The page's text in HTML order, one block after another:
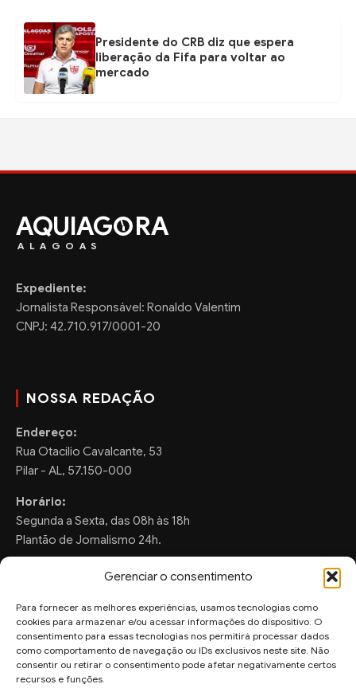
Gerenciar o consentimento
Para fornecer as melhores experiências, usamos tecnologias como
cookies para armazenar e/ou acessar informações do dispositivo. O
consentimento para essas tecnologias nos permitirá processar dados
como comportamento de navegação ou IDs exclusivos neste site. Não
consentir ou retirar o consentimento pode afetar negativamente certos
recursos e funções.
Presidente do CRB diz que espera
liberação da Fifa para voltar ao
mercado
AQUIAG RA
ALAGOAS
Expediente:
Jornalista Responsável: Ronaldo Valentim
CNPJ: 42.710.917/0001-20
NOSSA REDAÇÃO
Endereço:
Rua Otacilio Cavalcante, 53
Pilar - AL, 57.150-000
Horário:
Segunda a Sexta, das 08h às 18h
Plantão de Jornalismo 24h.
FALE CONOSCO
Sugestões de Pauta:
ronaldo.valentim150@gmail.com